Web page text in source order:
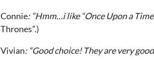
Connie: “Hmm…i like “Once Upon a
Thrones”.)
Vivian: “Good choice! They are very